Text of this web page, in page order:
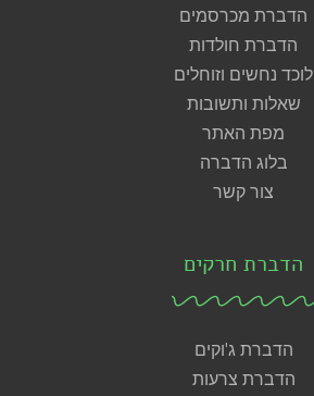
הדברת מכרסמים
הדברת חולדות
לוכד נחשים וזוחלים
שאלות ותשובות
מפת האתר
בלוג הדברה
צור קשר
הדברת חרקים
הדברת ג'וקים
הדברת צרעות